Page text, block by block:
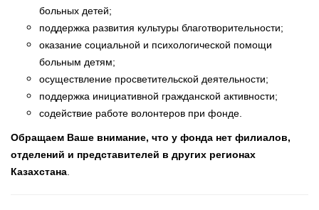
больных детей;
поддержка развития культуры благотворительности;
оказание социальной и психологической помощи
больным детям;
осуществление просветительской деятельности;
поддержка инициативной гражданской активности;
содействие работе волонтеров при фонде.
Обращаем Ваше внимание, что у фонда нет филиалов,
отделений и представителей в других регионах
Казахстана